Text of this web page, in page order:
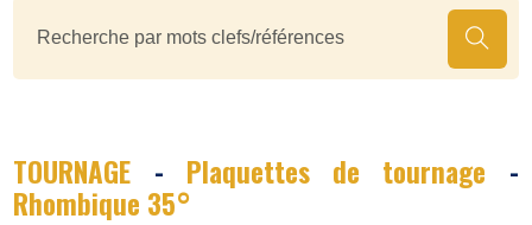
TOURNAGE - Plaquettes de tournage -
Rhombique 35°